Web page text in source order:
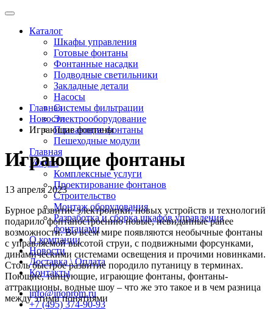
Каталог
Шкафы управления
Готовые фонтаны
Фонтанные насадки
Подводные светильники
Закладные детали
Насосы
Системы фильтрации
Электрооборудование
Плавающие фонтаны
Пешеходные модули
Главная
Услуги
Комплексные услуги
Проектирование фонтанов
Строительство
Монтаж оборудования
Разработка и сборка шкафов управления
фонтанами
О компании
Новости
Доставка \ Оплата
Контакты
info@inoprom.ru
+7 (495) 374-90-93
Главная
Новости
Играющие фонтаны
Играющие фонтаны
13 апреля 2023
Бурное развитие электроники, новых устройств и технологий
подарило фонтаностроению новые, невиданные ранее
возможности. Во всем мире появляются необычные фонтаны
с управляемой высотой струи, с подвижными форсунками,
динамическими системами освещения и прочими новинками.
Столь быстрое развитие породило путаницу в терминах.
Поющие, танцующие, играющие фонтаны, фонтаны-
аттракционы, водные шоу – что же это такое и в чем разница
между этими понятиями